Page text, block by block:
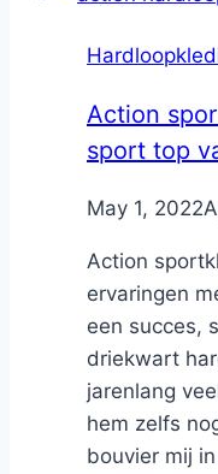
Action
sport top
ByNicole
May 1, 2022
Action
ervaringen
een succes,
driekwart
jarenlang
hem zelfs
bouvier mij